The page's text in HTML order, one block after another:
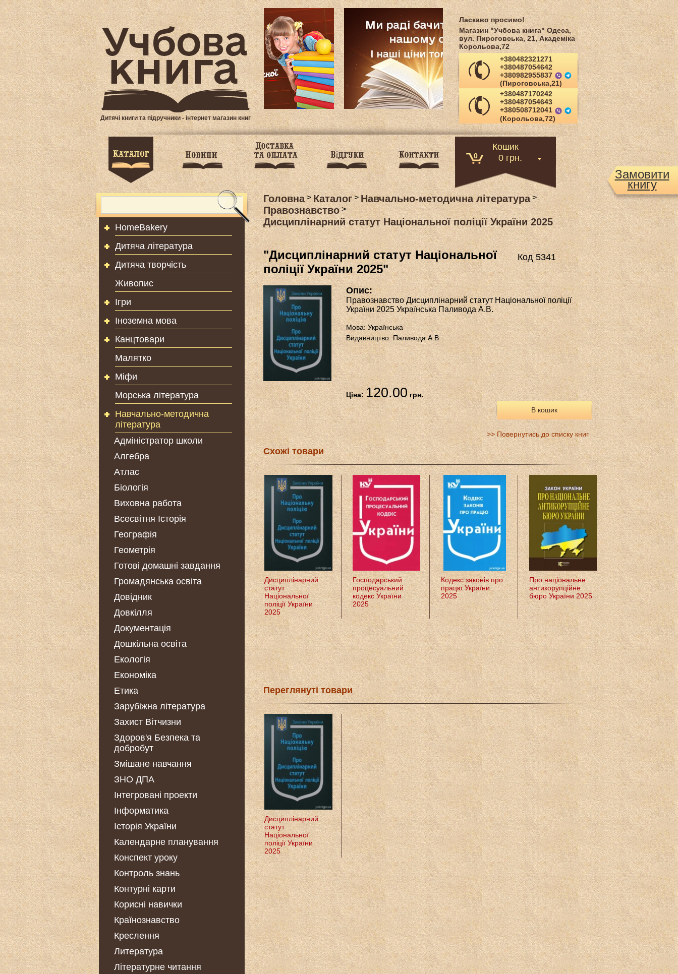
Дитячі книги та підручники - інтернет магазин книг
Ласкаво просимо!
Магазин "Учбова книга" Одеса,
вул. Пироговська, 21, Академіка
Корольова,72
+380482321271
+380487054642
+380982955837
(Пироговська,21)
+380487170242
+380487054643
+380508712041
(Корольова,72)
Кошик
0 0 грн.
HomeBakery
Дитяча література
Дитяча творчість
Живопис
Ігри
Іноземна мова
Канцтовари
Малятко
Міфи
Морська література
Навчально-методична
література
Адміністратор школи
Алгебра
Атлас
Біологія
Виховна работа
Всесвітня Історія
Географія
Геометрія
Готові домашні завдання
Громадянська освіта
Довідник
Довкілля
Документація
Дошкільна освіта
Екологія
Економіка
Етика
Зарубіжна література
Захист Вітчизни
Здоров'я Безпека та
добробут
Змішане навчання
ЗНО ДПА
Інтегровані проекти
Інформатика
Історія України
Календарне планування
Конспект уроку
Контроль знань
Контурні карти
Корисні навички
Країнознавство
Креслення
Литература
Літературне читання
Головна > Каталог > Навчально-методична література >
Правознавство >
Дисциплінарний статут Національної поліції України 2025
"Дисциплінарний статут Національної
поліції України 2025"
Код 5341
Опис:
Правознавство Дисциплінарний статут Національної поліції
України 2025 Українська Паливода А.В.
Мова: Українська
Видавництво: Паливода А.В.
Ціна: 120.00грн.
В кошик
>> Повернутись до списку книг
Схожі товари
Дисциплінарний
статут
Національної
поліції України
2025
Господарський
процесуальний
кодекс України
2025
Кодекс законів про
працю України
2025
Про національне
антикорупційне
бюро України 2025
Відривний
календар
Новоюліанський
Календар З вірою
душі 2025 рік
Переглянуті товари
Дисциплінарний
статут
Національної
поліції України
2025
Замовити
книгу